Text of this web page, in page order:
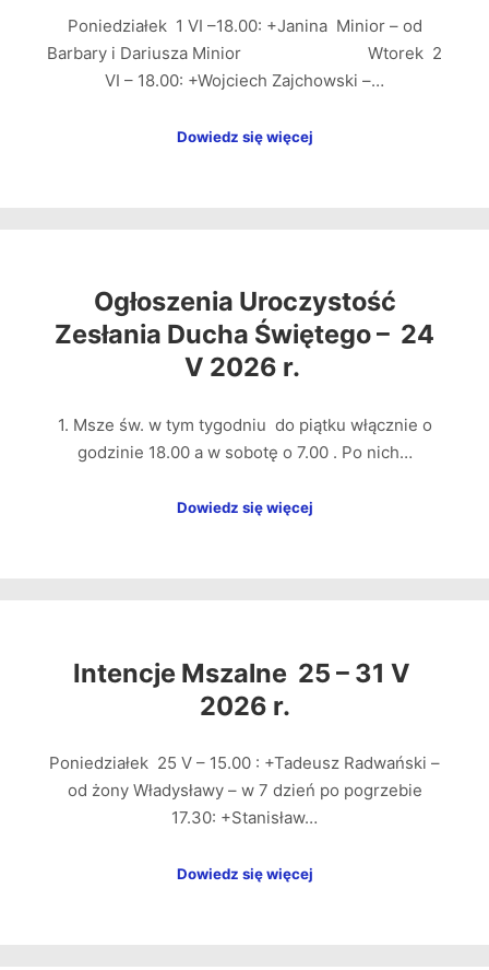
Poniedziałek 1 VI –18.00: +Janina Minior – od
Barbary i Dariusza Minior Wtorek 2
VI – 18.00: +Wojciech Zajchowski –…
Dowiedz się więcej
Ogłoszenia Uroczystość
Zesłania Ducha Świętego – 24
V 2026 r.
1. Msze św. w tym tygodniu do piątku włącznie o
godzinie 18.00 a w sobotę o 7.00 . Po nich…
Dowiedz się więcej
Intencje Mszalne 25 – 31 V
2026 r.
Poniedziałek 25 V – 15.00 : +Tadeusz Radwański –
od żony Władysławy – w 7 dzień po pogrzebie
17.30: +Stanisław…
Dowiedz się więcej